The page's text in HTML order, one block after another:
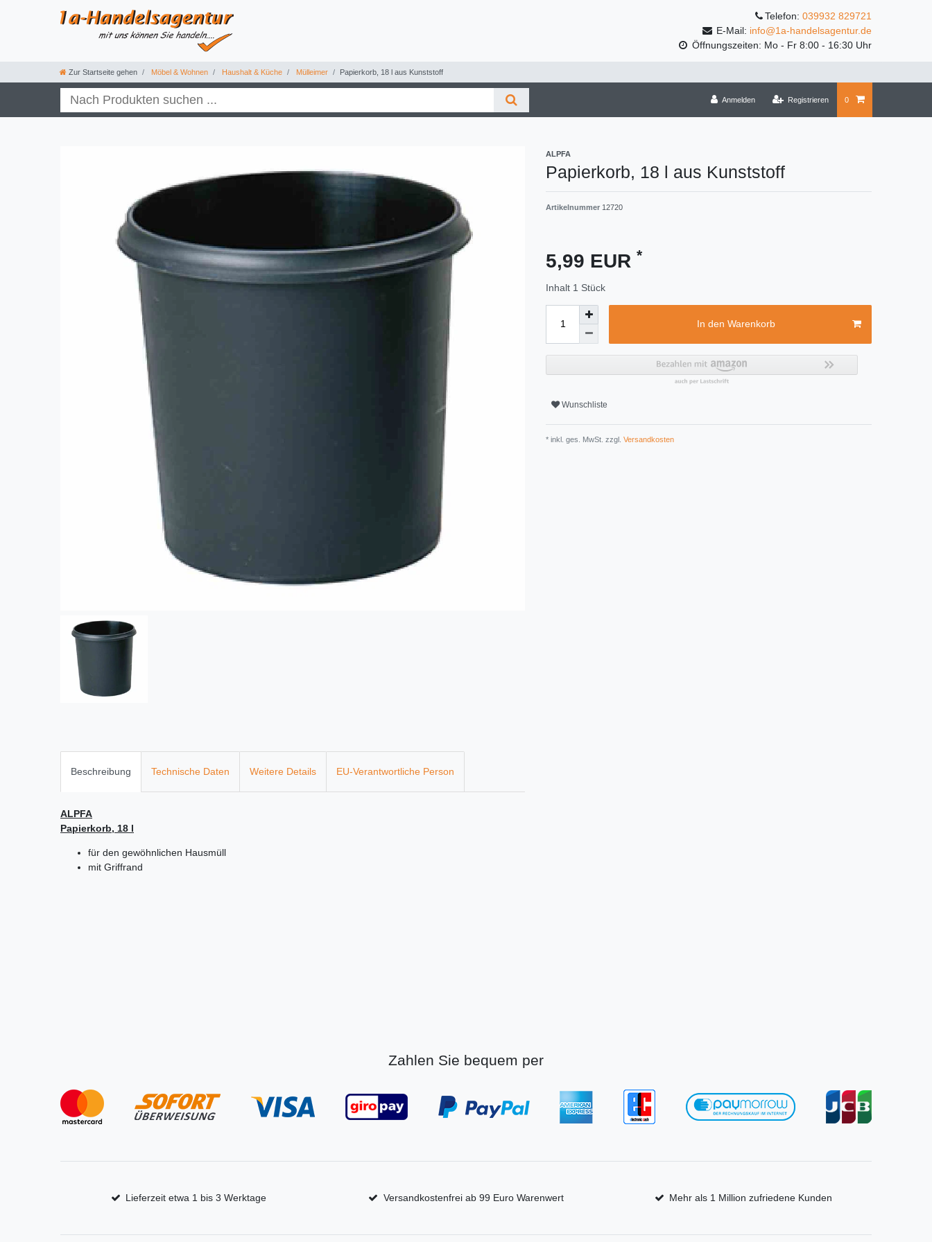
Telefon: 039932 829721
E-Mail: info@1a-handelsagentur.de
Öffnungszeiten: Mo - Fr 8:00 - 16:30 Uhr
Zur Startseite gehen Möbel & Wohnen Haushalt & Küche Mülleimer Papierkorb, 18 l aus Kunststoff
Anmelden Registrieren 0
ALPFA
Papierkorb, 18 l aus Kunststoff
Artikelnummer 12720
5,99 EUR *
Inhalt 1 Stück
In den Warenkorb
Wunschliste
* inkl. ges. MwSt. zzgl. Versandkosten
Beschreibung Technische Daten Weitere Details EU-Verantwortliche Person
ALPFA
Papierkorb, 18 l
für den gewöhnlichen Hausmüll
mit Griffrand
Zahlen Sie bequem per
Lieferzeit etwa 1 bis 3 Werktage Versandkostenfrei ab 99 Euro Warenwert Mehr als 1 Million zufriedene Kunden